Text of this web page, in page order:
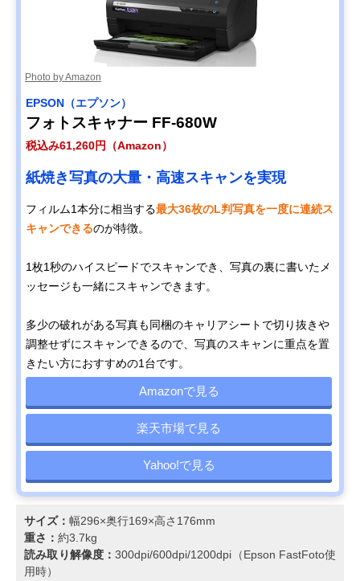
Photo by Amazon
EPSON（エプソン）
フォトスキャナー FF-680W
税込み61,260円（Amazon）
紙焼き写真の大量・高速スキャンを実現
フィルム1本分に相当する最大36枚のL判写真を一度に連続ス
キャンできるのが特徴。
1枚1秒のハイスピードでスキャンでき、写真の裏に書いたメ
ッセージも一緒にスキャンできます。
多少の破れがある写真も同梱のキャリアシートで切り抜きや
調整せずにスキャンできるので、写真のスキャンに重点を置
きたい方におすすめの1台です。
Amazonで見る
楽天市場で見る
Yahoo!で見る
サイズ： 幅296×奥行169×高さ176mm
重さ： 約3.7kg
読み取り解像度：300dpi/600dpi/1200dpi（Epson FastFoto使
用時）